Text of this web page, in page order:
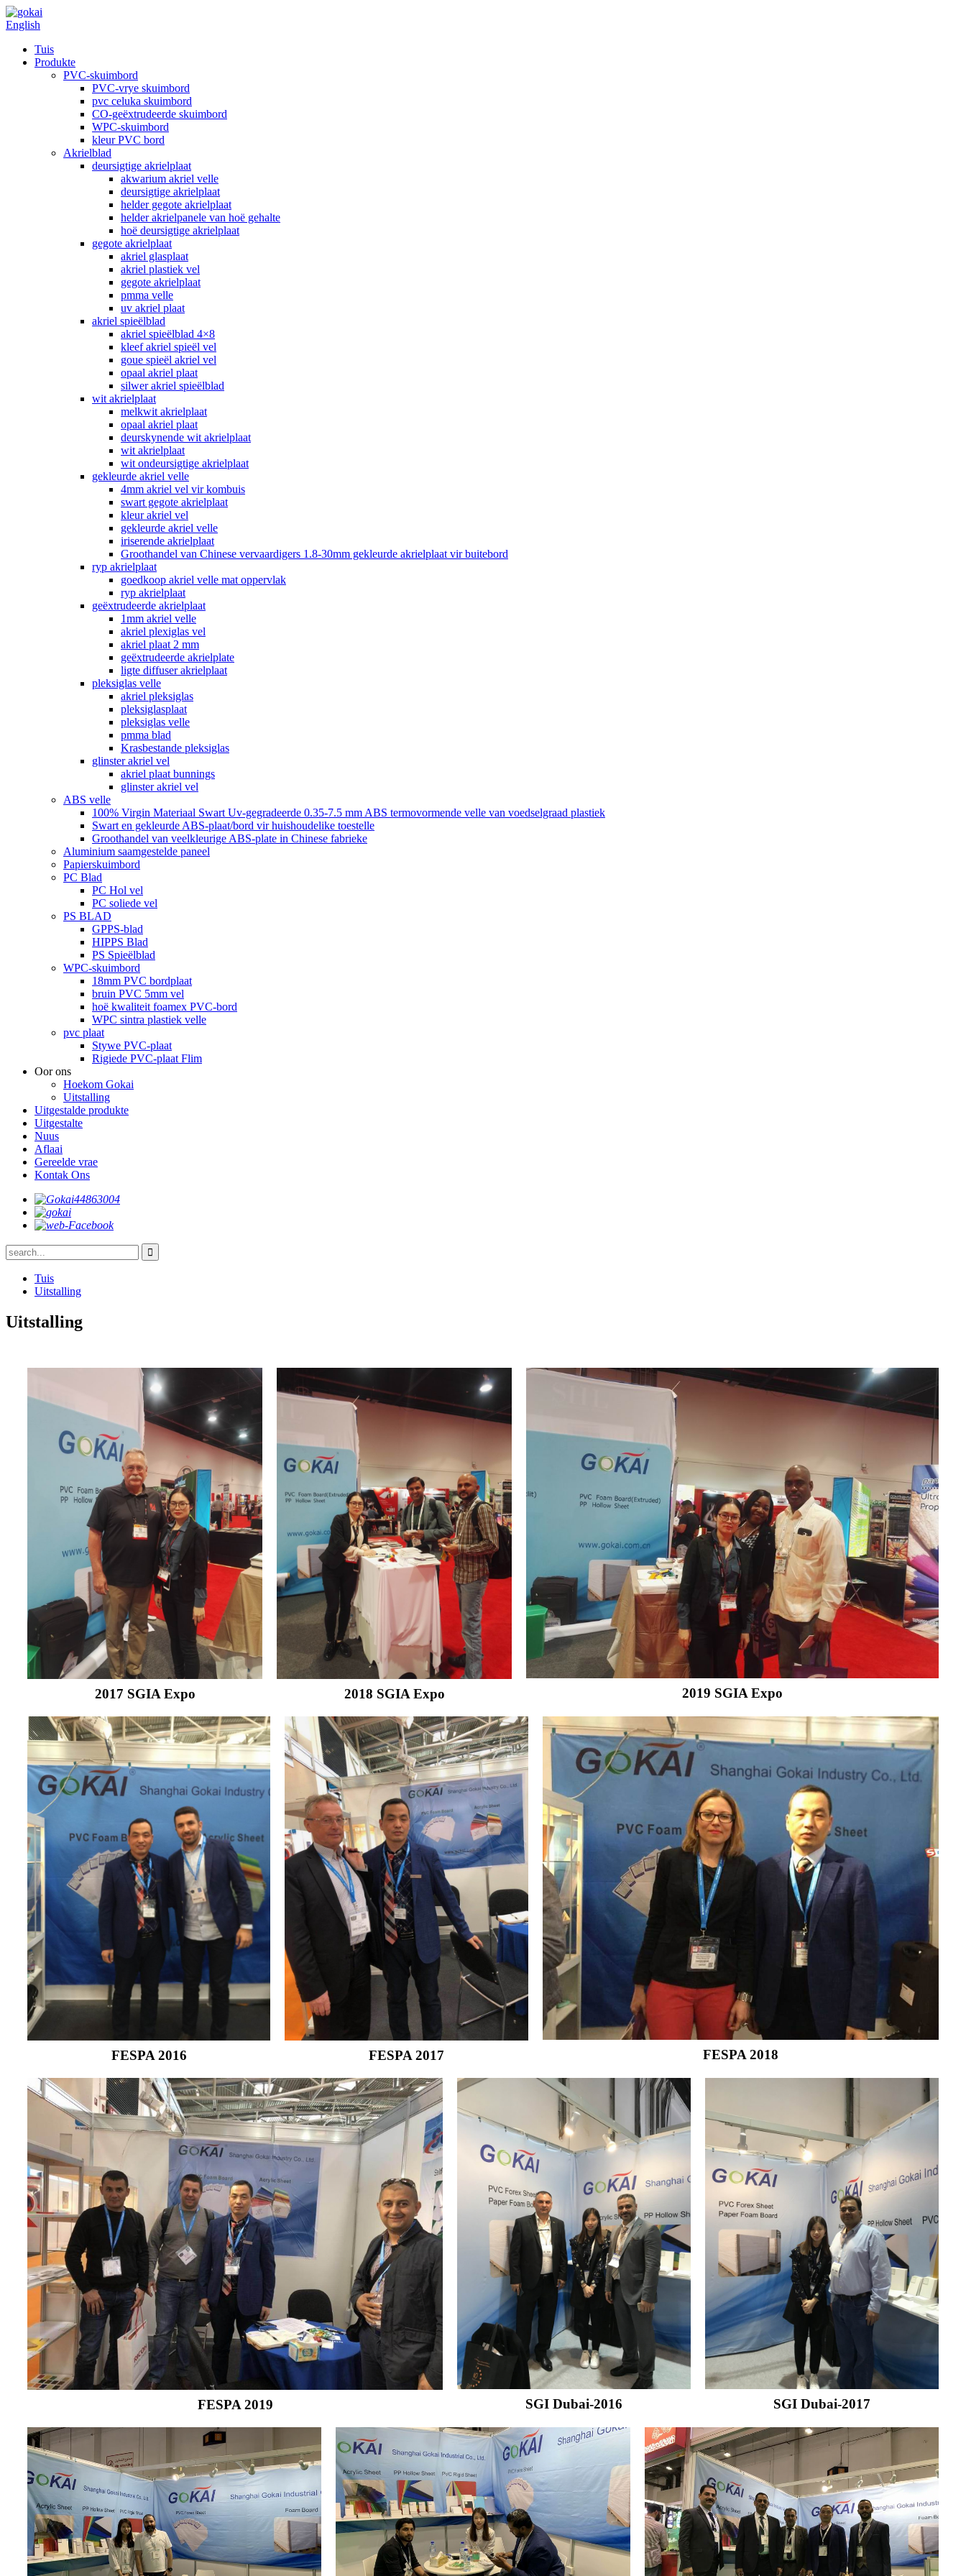
English
Tuis
Produkte
PVC-skuimbord
PVC-vrye skuimbord
pvc celuka skuimbord
CO-geëxtrudeerde skuimbord
WPC-skuimbord
kleur PVC bord
Akrielblad
deursigtige akrielplaat
akwarium akriel velle
deursigtige akrielplaat
helder gegote akrielplaat
helder akrielpanele van hoë gehalte
hoë deursigtige akrielplaat
gegote akrielplaat
akriel glasplaat
akriel plastiek vel
gegote akrielplaat
pmma velle
uv akriel plaat
akriel spieëlblad
akriel spieëlblad 4×8
kleef akriel spieël vel
goue spieël akriel vel
opaal akriel plaat
silwer akriel spieëlblad
wit akrielplaat
melkwit akrielplaat
opaal akriel plaat
deurskynende wit akrielplaat
wit akrielplaat
wit ondeursigtige akrielplaat
gekleurde akriel velle
4mm akriel vel vir kombuis
swart gegote akrielplaat
kleur akriel vel
gekleurde akriel velle
iriserende akrielplaat
Groothandel van Chinese vervaardigers 1.8-30mm gekleurde akrielplaat vir buitebord
ryp akrielplaat
goedkoop akriel velle mat oppervlak
ryp akrielplaat
geëxtrudeerde akrielplaat
1mm akriel velle
akriel plexiglas vel
akriel plaat 2 mm
geëxtrudeerde akrielplate
ligte diffuser akrielplaat
pleksiglas velle
akriel pleksiglas
pleksiglasplaat
pleksiglas velle
pmma blad
Krasbestande pleksiglas
glinster akriel vel
akriel plaat bunnings
glinster akriel vel
ABS velle
100% Virgin Materiaal Swart Uv-gegradeerde 0.35-7.5 mm ABS termovormende velle van voedselgraad plastiek
Swart en gekleurde ABS-plaat/bord vir huishoudelike toestelle
Groothandel van veelkleurige ABS-plate in Chinese fabrieke
Aluminium saamgestelde paneel
Papierskuimbord
PC Blad
PC Hol vel
PC soliede vel
PS BLAD
GPPS-blad
HIPPS Blad
PS Spieëlblad
WPC-skuimbord
18mm PVC bordplaat
bruin PVC 5mm vel
hoë kwaliteit foamex PVC-bord
WPC sintra plastiek velle
pvc plaat
Stywe PVC-plaat
Rigiede PVC-plaat Flim
Oor ons
Hoekom Gokai
Uitstalling
Uitgestalde produkte
Uitgestalte
Nuus
Aflaai
Gereelde vrae
Kontak Ons
Tuis
Uitstalling
Uitstalling
2017 SGIA Expo 2018 SGIA Expo 2019 SGIA Expo
FESPA 2016 FESPA 2017 FESPA 2018
FESPA 2019 SGI Dubai-2016 SGI Dubai-2017